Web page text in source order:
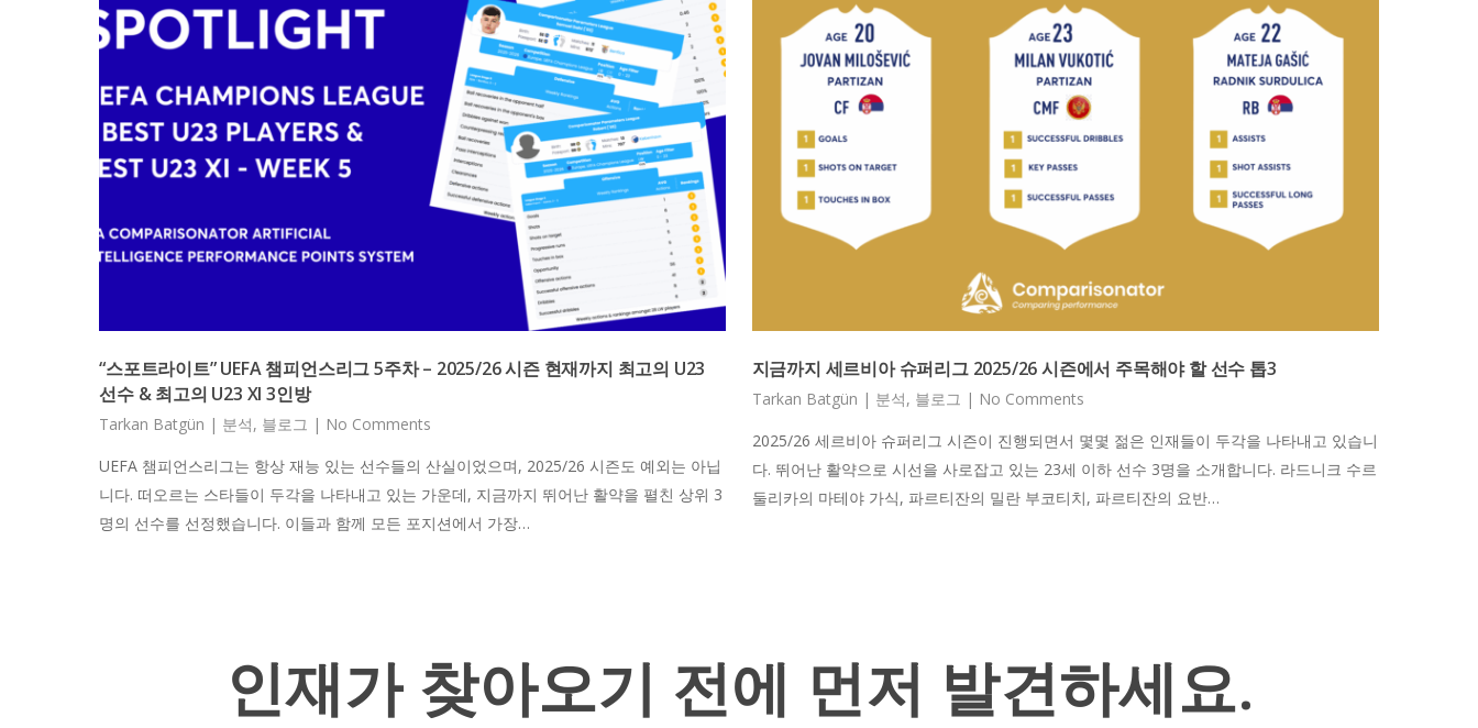
“스포트라이트” UEFA 챔피언스리그 5주차 – 2025/26 시즌 현재까지 최고의 U23
선수 & 최고의 U23 XI 3인방
Tarkan Batgün | 분석, 블로그 | No Comments
UEFA 챔피언스리그는 항상 재능 있는 선수들의 산실이었으며, 2025/26 시즌도 예외는 아닙
니다. 떠오르는 스타들이 두각을 나타내고 있는 가운데, 지금까지 뛰어난 활약을 펼친 상위 3
명의 선수를 선정했습니다. 이들과 함께 모든 포지션에서 가장…
지금까지 세르비아 슈퍼리그 2025/26 시즌에서 주목해야 할 선수 톱3
Tarkan Batgün | 분석, 블로그 | No Comments
2025/26 세르비아 슈퍼리그 시즌이 진행되면서 몇몇 젊은 인재들이 두각을 나타내고 있습니
다. 뛰어난 활약으로 시선을 사로잡고 있는 23세 이하 선수 3명을 소개합니다. 라드니크 수르
둘리카의 마테야 가식, 파르티잔의 밀란 부코티치, 파르티잔의 요반…
인재가 찾아오기 전에 먼저 발견하세요.